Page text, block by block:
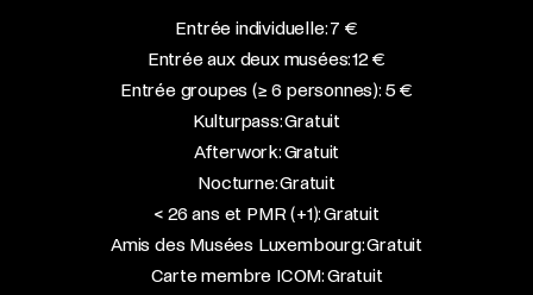
Entrée individuelle: 7 €
Entrée aux deux musées: 12 €
Entrée groupes (≥ 6 personnes): 5 €
Kulturpass: Gratuit
Afterwork: Gratuit
Nocturne: Gratuit
< 26 ans et PMR (+1): Gratuit
Amis des Musées Luxembourg: Gratuit
Carte membre ICOM: Gratuit